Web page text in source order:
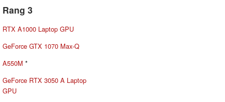
Rang 3
RTX A1000 Laptop GPU
GeForce GTX 1070 Max-Q
A550M *
GeForce RTX 3050 A Laptop
GPU